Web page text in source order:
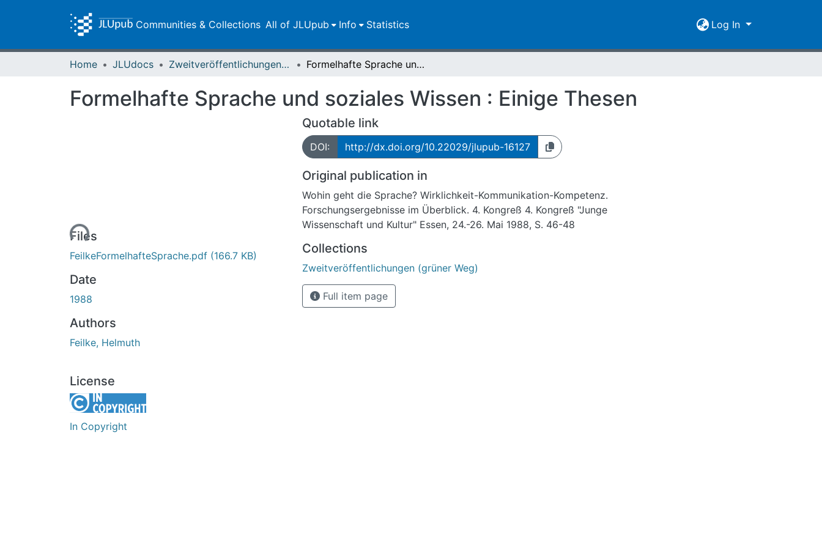
Communities & Collections All of JLUpub Info Statistics Log In
Home JLUdocs Zweitveröffentlichungen (grüner Weg) Formelhafte Sprache und soziales Wissen : Einige Thesen
Formelhafte Sprache und soziales Wissen : Einige Thesen
Loading...
Files
FeilkeFormelhafteSprache.pdf (166.7 KB)
Date
1988
Authors
Feilke, Helmuth
License
In Copyright
Quotable link
DOI: http://dx.doi.org/10.22029/jlupub-16127
Original publication in
Wohin geht die Sprache? Wirklichkeit-Kommunikation-Kompetenz.
Forschungsergebnisse im Überblick. 4. Kongreß 4. Kongreß "Junge
Wissenschaft und Kultur" Essen, 24.-26. Mai 1988, S. 46-48
Collections
Zweitveröffentlichungen (grüner Weg)
Full item page